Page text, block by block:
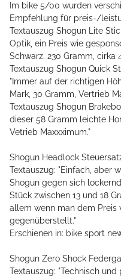
Im bike 5/00 wurden
Empfehlung für preis-/
Textauszug Shogun Lite
Optik, ein Preis wie
Schwarz. 230 Gramm, cirka
Textauszug Shogun Quick
"Immer auf der richtigen
Mark, 30 Gramm, Vertrieb
Textauszug Shogun
dieser 58 Gramm leichte
Vetrieb Maxxximum."
Shogun Headlock
Textauszug: "Einfach, aber
Shogun gegen sich
Stück zwischen 13 und 18
allem wenn man dem Preis
gegenüberstellt."
Erschienen in: bike sport
Shogun Zero Shock
Textauszug: "Technisch